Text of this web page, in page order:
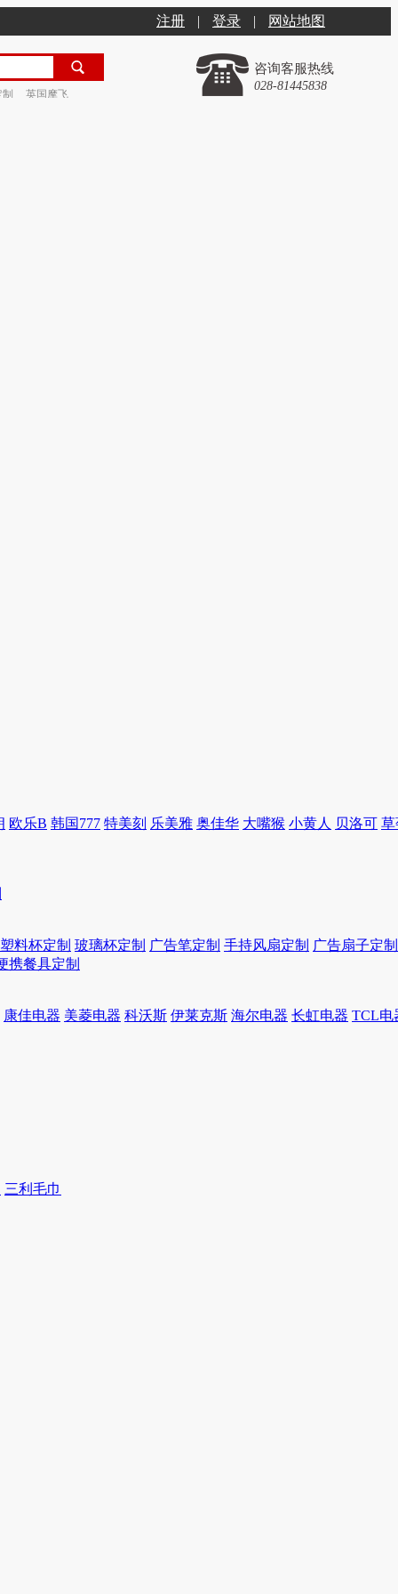
注册 | 登录 | 网站地图
英国摩飞
咨询客服热线
028-81445838
欧乐B 韩国777 特美刻 乐美雅 奥佳华 大嘴猴 小黄人 贝洛可 草
塑料杯定制 玻璃杯定制 广告笔定制 手持风扇定制 广告扇子定制
携餐具定制
康佳电器 美菱电器 科沃斯 伊莱克斯 海尔电器 长虹电器 TCL电
三利毛巾